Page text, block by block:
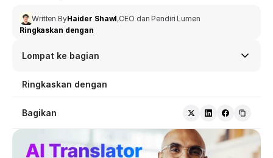
Written ByHaider Shawl,CEO dan Pendiri Lumen
Ringkaskan dengan
Lompat ke bagian
Ringkaskan dengan
Bagikan